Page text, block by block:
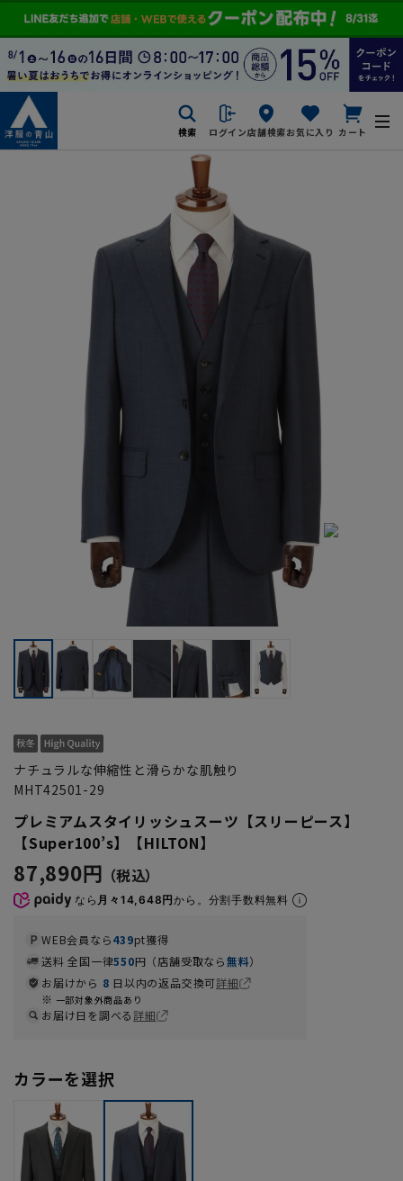
検索 ログイン店舗検索お気に入り カート
ナチュラルな伸縮性と滑らかな肌触り
MHT42501-29
プレミアムスタイリッシュスーツ【スリーピース】
【Super100’s】【HILTON】
87,890円
なら 月々14,648円から。分割手数料無料
WEB会員なら439pt獲得
送料 全国一律550円（店舗受取なら無料）
お届けから 8 日以内の返品交換可詳細
一部対象外商品あり
お届け日を調べる詳細
カラーを選択